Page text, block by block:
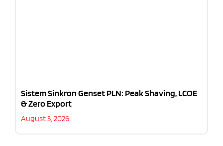
Sistem Sinkron Genset PLN: Peak Shaving, LCOE
& Zero Export
August 3, 2026